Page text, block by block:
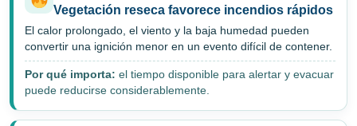
Vegetación reseca favorece incendios rápidos
El calor prolongado, el viento y la baja humedad pueden
convertir una ignición menor en un evento difícil de contener.
Por qué importa: el tiempo disponible para alertar y evacuar
puede reducirse considerablemente.